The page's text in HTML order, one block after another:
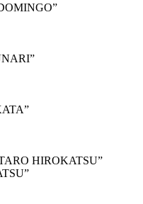
”
”
”
HIROKATSU”